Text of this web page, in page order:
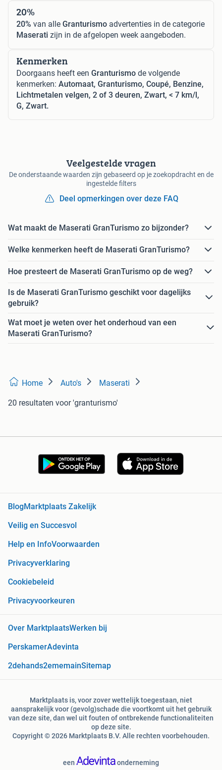
20%
20% van alle Granturismo advertenties in de categorie
Maserati zijn in de afgelopen week aangeboden.
Kenmerken
Doorgaans heeft een Granturismo de volgende
kenmerken: Automaat, Granturismo, Coupé, Benzine,
Lichtmetalen velgen, 2 of 3 deuren, Zwart, < 7 km/l,
G, Zwart.
Veelgestelde vragen
De onderstaande waarden zijn gebaseerd op je zoekopdracht en de
ingestelde filters
Deel opmerkingen over deze FAQ
Wat maakt de Maserati GranTurismo zo bijzonder?
Welke kenmerken heeft de Maserati GranTurismo?
Hoe presteert de Maserati GranTurismo op de weg?
Is de Maserati GranTurismo geschikt voor dagelijks
gebruik?
Wat moet je weten over het onderhoud van een
Maserati GranTurismo?
Home Auto's Maserati
20 resultaten voor 'granturismo'
BlogMarktplaats Zakelijk
Veilig en Succesvol
Help en InfoVoorwaarden
Privacyverklaring
Cookiebeleid
Privacyvoorkeuren
Over MarktplaatsWerken bij
PerskamerAdevinta
2dehands2ememainSitemap
Marktplaats is, voor zover wettelijk toegestaan, niet
aansprakelijk voor (gevolg)schade die voortkomt uit het gebruik
van deze site, dan wel uit fouten of ontbrekende functionaliteiten
op deze site.
Copyright © 2026 Marktplaats B.V. Alle rechten voorbehouden.
een onderneming